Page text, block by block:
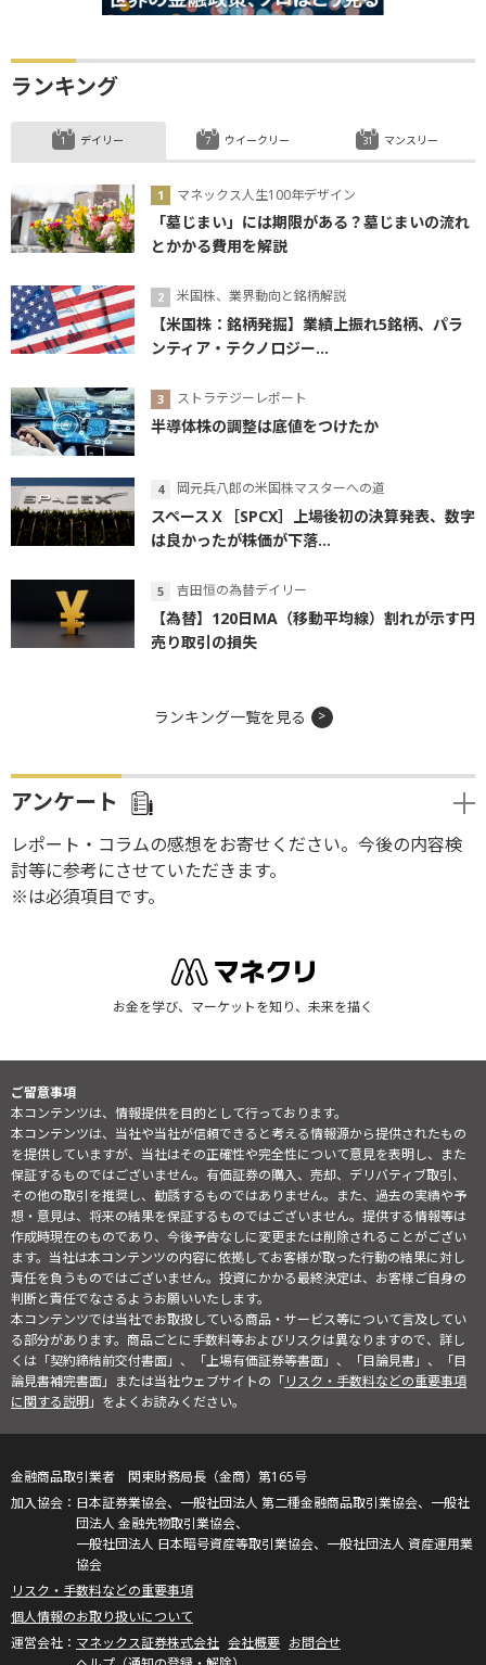
ランキング
デイリー
マネックス人生100年デザイン
「墓じまい」には期限がある？墓じまいの流れ
とかかる費用を解説
米国株、業界動向と銘柄解説
【米国株：銘柄発掘】業績上振れ5銘柄、パラ
ンティア・テクノロジー...
ストラテジーレポート
半導体株の調整は底値をつけたか
岡元兵八郎の米国株マスターへの道
スペースＸ［SPCX］上場後初の決算発表、数字
は良かったが株価が下落...
吉田恒の為替デイリー
【為替】120日MA（移動平均線）割れが示す円
売り取引の損失
ウイークリー マンスリー
ランキング一覧を見る
アンケート
レポート・コラムの感想をお寄せください。今後の内容検
討等に参考にさせていただきます。
※は必須項目です。
お金を学び、マーケットを知り、未来を描く
ご留意事項
本コンテンツは、情報提供を目的として行っております。
本コンテンツは、当社や当社が信頼できると考える情報源から提供されたもの
を提供していますが、当社はその正確性や完全性について意見を表明し、また
保証するものではございません。有価証券の購入、売却、デリバティブ取引、
その他の取引を推奨し、勧誘するものではありません。また、過去の実績や予
想・意見は、将来の結果を保証するものではございません。提供する情報等は
作成時現在のものであり、今後予告なしに変更または削除されることがござい
ます。当社は本コンテンツの内容に依拠してお客様が取った行動の結果に対し
責任を負うものではございません。投資にかかる最終決定は、お客様ご自身の
判断と責任でなさるようお願いいたします。
本コンテンツでは当社でお取扱している商品・サービス等について言及してい
る部分があります。商品ごとに手数料等およびリスクは異なりますので、詳し
くは「契約締結前交付書面」、「上場有価証券等書面」、「目論見書」、「目
論見書補完書面」または当社ウェブサイトの「リスク・手数料などの重要事項
に関する説明」をよくお読みください。
金融商品取引業者 関東財務局長（金商）第165号
日本証券業協会、一般社団法人 第二種金融商品取引業協会、一般社
団法人 金融先物取引業協会、
一般社団法人 日本暗号資産等取引業協会、一般社団法人 資産運用業
協会
リスク・手数料などの重要事項
個人情報のお取り扱いについて
マネックス証券株式会社 会社概要 お問合せ